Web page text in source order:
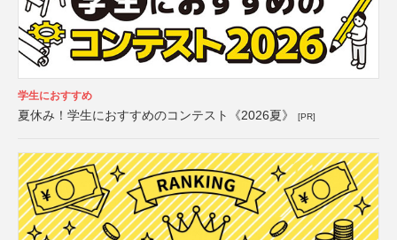
学生におすすめ
夏休み！学生におすすめのコンテスト《2026夏》 [PR]